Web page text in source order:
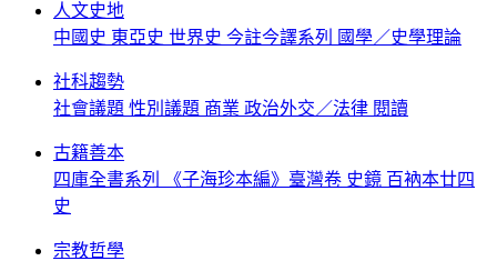
人文史地
中國史 東亞史 世界史 今註今譯系列 國學／史學理論
社科趨勢
社會議題 性別議題 商業 政治外交／法律 閱讀
古籍善本
四庫全書系列
《子海珍本編》臺灣卷 史鏡 百衲本廿四
史
宗教哲學